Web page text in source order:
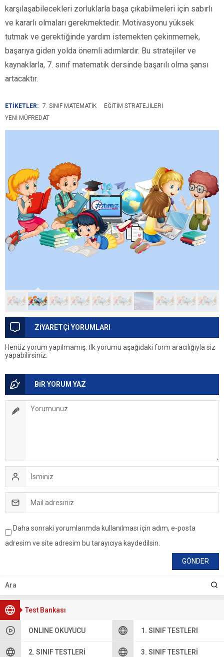
Test Bankası
ONLINE OKUYUCU 1. SINIF TESTLERI
2. SINIF TESTLERI 3. SINIF TESTLERI
karşılaşabilecekleri zorluklarla başa çıkabilmeleri için sabırlı
ve kararlı olmaları gerekmektedir. Motivasyonu yüksek
tutmak ve gerektiğinde yardım istemekten çekinmemek,
başarıya giden yolda önemli adımlardır. Bu stratejiler ve
kaynaklarla, 7. sınıf matematik dersinde başarılı olma şansı
artacaktır.
ETİKETLER: 7. SINIF MATEMATIK
EĞITIM STRATEJILERI
YENI MÜFREDAT
ZİYARETÇİ YORUMLARI
Henüz yorum yapılmamış. İlk yorumu aşağıdaki form aracılığıyla siz
yapabilirsiniz.
BİR YORUM YAZ
Daha sonraki yorumlarımda kullanılması için adım, e-posta
adresim ve site adresim bu tarayıcıya kaydedilsin.